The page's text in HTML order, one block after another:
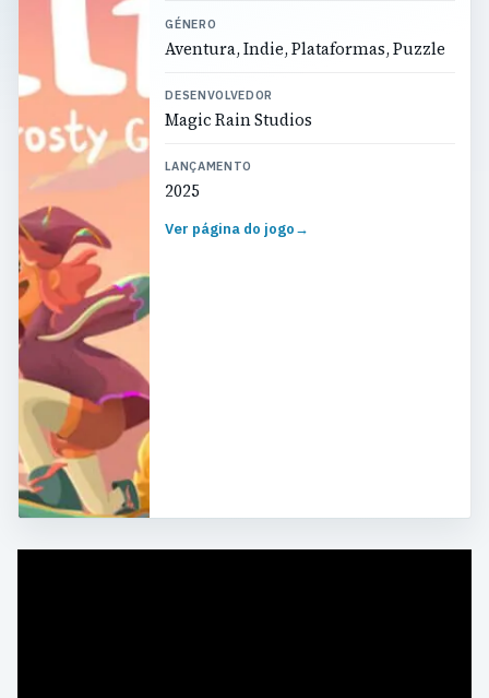
GÉNERO
Aventura, Indie, Plataformas, Puzzle
DESENVOLVEDOR
Magic Rain Studios
LANÇAMENTO
2025
Ver página do jogo→